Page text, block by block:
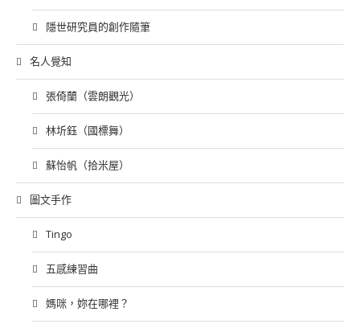
隱世研究員的創作隨筆
名人覺知
張倚蘭（雲朗觀光）
林圻鈺（國標舞）
蘇怡帆（拾米屋）
圖文手作
Tingo
五感練習曲
媽咪，妳在哪裡？